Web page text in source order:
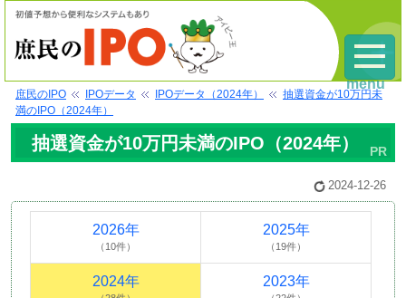
庶民のIPO IPOデータ IPOデータ（2024年）
抽選資金が10万円未
満のIPO（2024年）
抽選資金が10万円未満のIPO（2024年）
2024-12-26
2026年
（10件）
2025年
（19件）
2024年 2023年
menu